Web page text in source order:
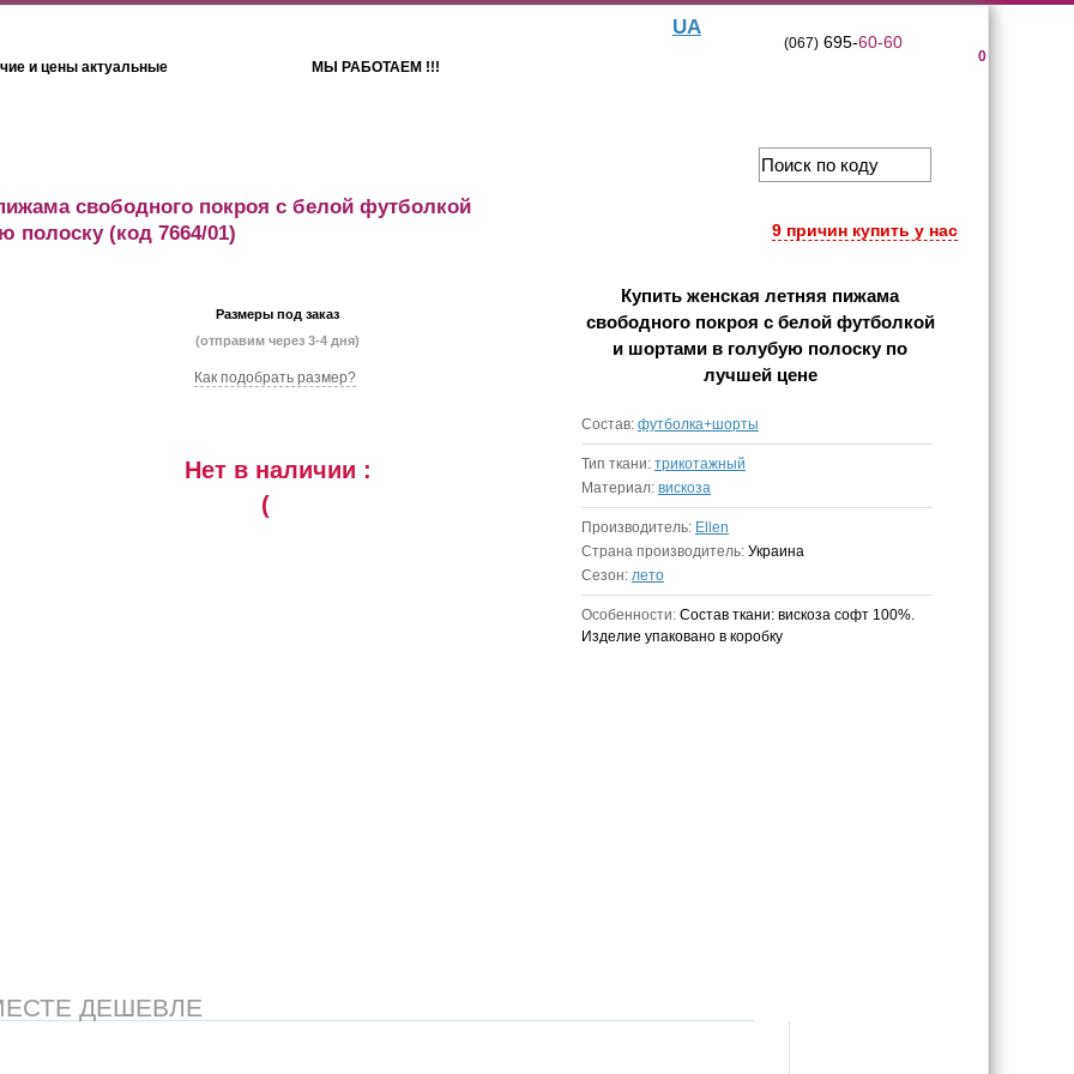
и цены актуальные МЫ РАБОТАЕМ !!!
UA
0
(067)695-60-60
9 причин купить у нас
свободного покроя с белой футболкой
полоску(код 7664/01)
Размеры под заказ
(отправим через 3-4 дня)
Как подобрать размер?
Нет в наличии :
(
Купить женская летняя пижама
свободного покроя с белой футболкой
и шортами в голубую полоскупо
лучшей цене
Состав: футболка+шорты
Тип ткани: трикотажный
Материал: вискоза
Производитель: Ellen
Страна производитель: Украина
Сезон: лето
Особенности: Состав ткани: вискоза софт 100%.
Изделие упаковано в коробку
ДЕШЕВЛЕ